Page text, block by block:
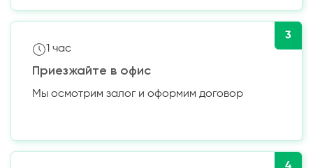
3
1 час
Приезжайте в офис
Мы осмотрим залог и оформим договор